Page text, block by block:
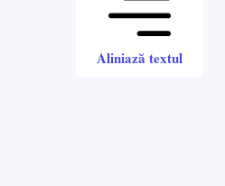
Aliniază textul